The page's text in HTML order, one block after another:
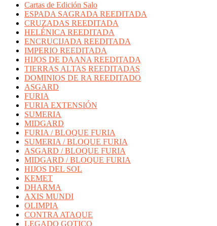
Cartas de Edición Salo
ESPADA SAGRADA REEDITADA
CRUZADAS REEDITADA
HELÉNICA REEDITADA
ENCRUCIJADA REEDITADA
IMPERIO REEDITADA
HIJOS DE DAANA REEDITADA
TIERRAS ALTAS REEDITADAS
DOMINIOS DE RA REEDITADO
ASGARD
FURIA
FURIA EXTENSIÓN
SUMERIA
MIDGARD
FURIA / BLOQUE FURIA
SUMERIA / BLOQUE FURIA
ASGARD / BLOQUE FURIA
MIDGARD / BLOQUE FURIA
HIJOS DEL SOL
KEMET
DHARMA
AXIS MUNDI
OLIMPIA
CONTRA ATAQUE
LEGADO GOTICO